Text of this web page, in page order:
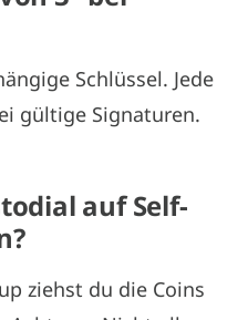
Schlüssel. Jede
gültige Signaturen.
auf Self-
ziehst du die Coins